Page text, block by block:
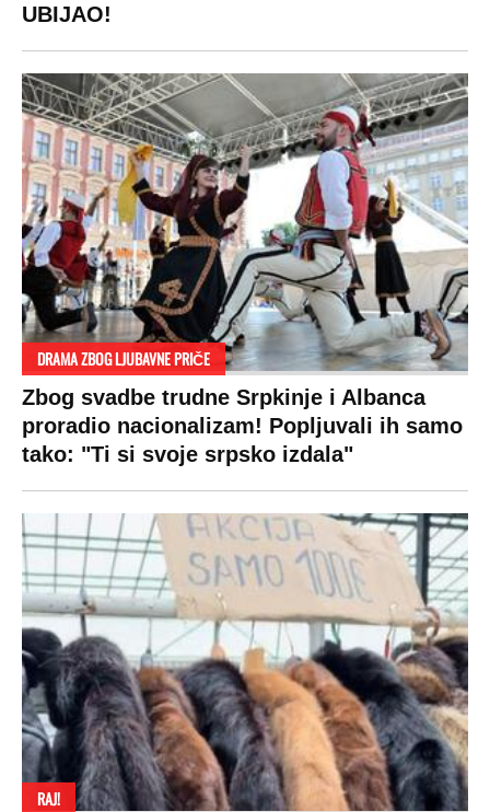
UBIJAO!
DRAMA ZBOG LJUBAVNE PRIČE
Zbog svadbe trudne Srpkinje i Albanca
proradio nacionalizam! Popljuvali ih samo
tako: "Ti si svoje srpsko izdala"
RAJ!